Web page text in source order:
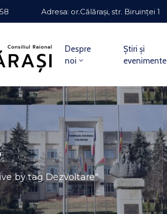
Adresa: or.Călărași, str. Biruinței 1
Despre
noi
Știri și
evenimente
by tag Dezvoltare"